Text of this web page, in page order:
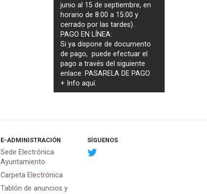
junio al 15 de septiembre, en
horario de 8:00 a 15:00 y
cerrado por las tardes).
PAGO EN LÍNEA:
Si ya dispone de documento
de pago, puede efectuar el
pago a través del siguiente
enlace: PASARELA DE PAGO
+ Infoaquí.
E-ADMINISTRACIÓN
Sede Electrónica
Ayuntamiento
Carpeta Electrónica
Tablón de anuncios y
SÍGUENOS